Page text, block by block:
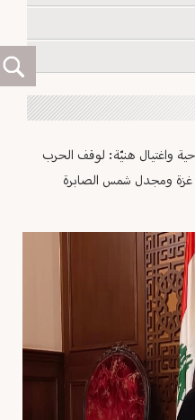
واغتيال هنيّة: لوقف الحرب
غزة ومجدل شمس الصابرة